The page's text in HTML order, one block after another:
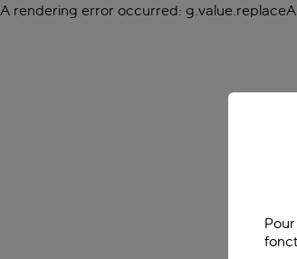
A rendering error occurred: